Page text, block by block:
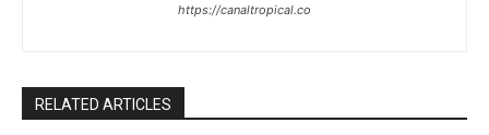
https://canaltropical.co
RELATED ARTICLES